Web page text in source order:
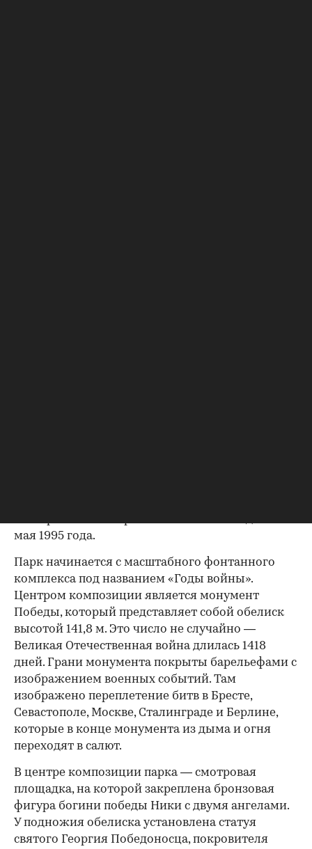
мая 1995 года.
Парк начинается с масштабного фонтанного
комплекса под названием «Годы войны».
Центром композиции является монумент
Победы, который представляет собой обелиск
высотой 141,8 м. Это число не случайно —
Великая Отечественная война длилась 1418
дней. Грани монумента покрыты барельефами с
изображением военных событий. Там
изображено переплетение битв в Бресте,
Севастополе, Москве, Сталинграде и Берлине,
которые в конце монумента из дыма и огня
переходят в салют.
В центре композиции парка — смотровая
площадка, на которой закреплена бронзовая
фигура богини победы Ники с двумя ангелами.
У подножия обелиска установлена статуя
святого Георгия Победоносца, покровителя